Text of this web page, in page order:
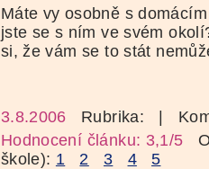
Máte vy osobně s
jste se s ním ve svém
si, že vám se to stát
3.8.2006 Rubrika:
|
Hodnocení článku: 3,1/5
škole): 1 2 3 4 5